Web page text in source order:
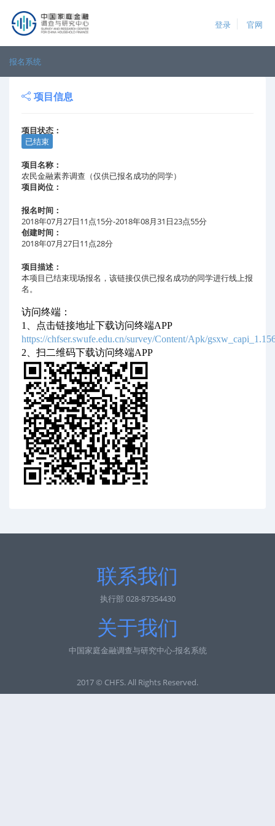
登录 官网
报名系统
项目信息
项目状态：
已结束
项目名称：
农民金融素养调查（仅供已报名成功的同学）
项目岗位：
报名时间：
2018年07月27日11点15分-2018年08月31日23点55分
创建时间：
2018年07月27日11点28分
项目描述：
本项目已结束现场报名，该链接仅供已报名成功的同学进行线上报
名。
访问终端：
1、点击链接地址下载访问终端APP
https://chfser.swufe.edu.cn/survey/Content/Apk/
2、扫二维码下载访问终端APP
联系我们
执行部 028-87354430
关于我们
中国家庭金融调查与研究中心-报名系统
2017 © CHFS. All Rights Reserved.